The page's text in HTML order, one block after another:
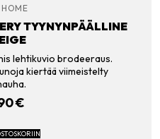
TYYNYNPÄÄLLINE
lehtikuvio brodeeraus.
kiertää viimeistelty
€